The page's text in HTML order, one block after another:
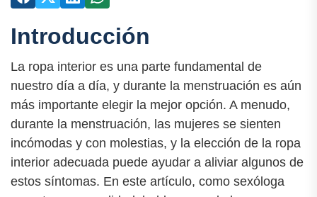
Introducción
La ropa interior es una parte fundamental de
nuestro día a día, y durante la menstruación es aún
más importante elegir la mejor opción. A menudo,
durante la menstruación, las mujeres se sienten
incómodas y con molestias, y la elección de la ropa
interior adecuada puede ayudar a aliviar algunos de
estos síntomas. En este artículo, como sexóloga